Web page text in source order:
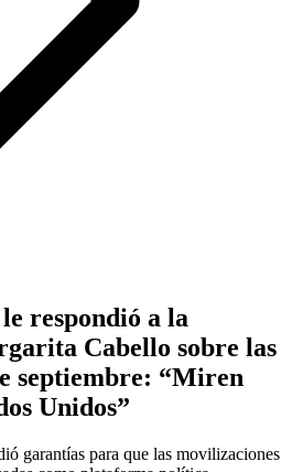
respondió a la
Cabello sobre las
septiembre: “Miren
Unidos”
garantías para que las movilizaciones